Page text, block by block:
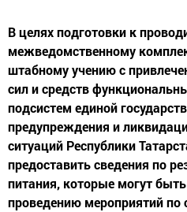
В целях подготовки к
межведомственному
штабному учению с
сил и средств
подсистем единой
предупреждения и
ситуаций Республики
предоставить сведения по
питания, которые могут
проведению мероприятий по